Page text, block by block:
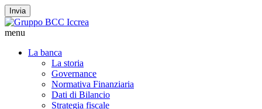
Invia
menu
La banca
La storia
Governance
Normativa Finanziaria
Dati di Bilancio
Strategia fiscale